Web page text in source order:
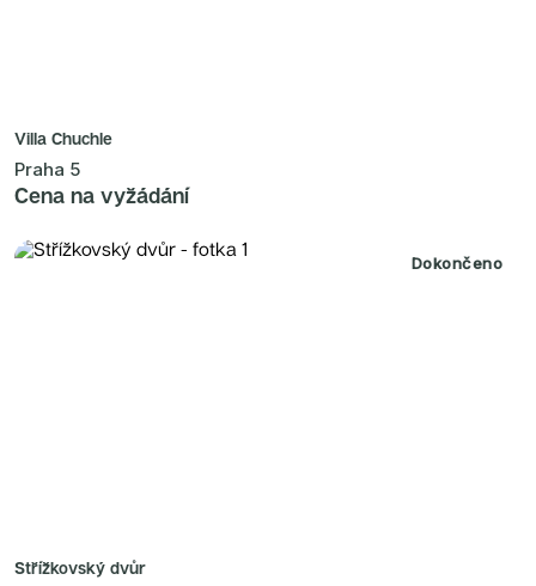
Villa Chuchle
Praha 5
Cena na vyžádání
Dokončeno
Střížkovský dvůr